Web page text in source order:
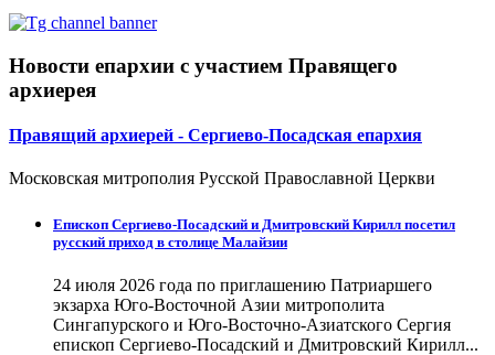
Новости епархии с участием Правящего
архиерея
Правящий архиерей - Сергиево-Посадская епархия
Московская митрополия Русской Православной Церкви
Епископ Сергиево-Посадский и Дмитровский Кирилл посетил
русский приход в столице Малайзии
24 июля 2026 года по приглашению Патриаршего
экзарха Юго-Восточной Азии митрополита
Сингапурского и Юго-Восточно-Азиатского Сергия
епископ Сергиево-Посадский и Дмитровский Кирилл...